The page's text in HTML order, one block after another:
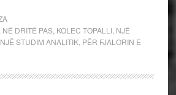
NË DRITË PAS, KOLEC TOPALLI, NJË
NJË STUDIM ANALITIK, PËR FJALORIN E